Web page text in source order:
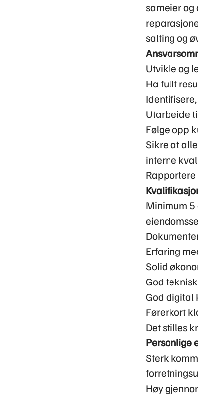
sameier og
salting og
Utvikle og
Ha fullt
Utarbeide
Følge opp
Sikre at
interne
Minimum 5
Erfaring
Solid
God
God digital
Førerkort
Det stilles
Personlige
Sterk
Høy